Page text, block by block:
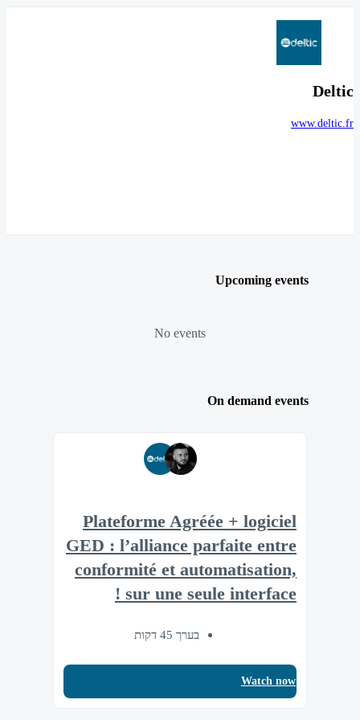
Deltic
www.deltic.fr
Upcoming events
No events
On demand events
Plateforme Agréée + logiciel
GED : l’alliance parfaite entre
conformité et automatisation,
sur une seule interface !
בערך 45 דקות
Watch now